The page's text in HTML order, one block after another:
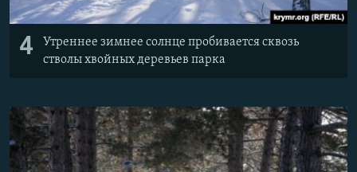
4
Утреннее зимнее солнце пробивается сквозь
стволы хвойных деревьев парка